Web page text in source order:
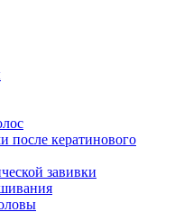
после кератинового
завивки